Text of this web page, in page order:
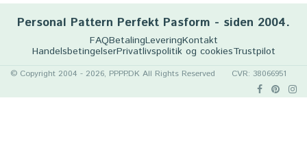
Personal Pattern Perfekt Pasform - siden 2004.
FAQBetalingLeveringKontakt
HandelsbetingelserPrivatlivspolitik og cookiesTrustpilot
© Copyright 2004 - 2026, PPPP.DK All Rights Reserved CVR: 38066951